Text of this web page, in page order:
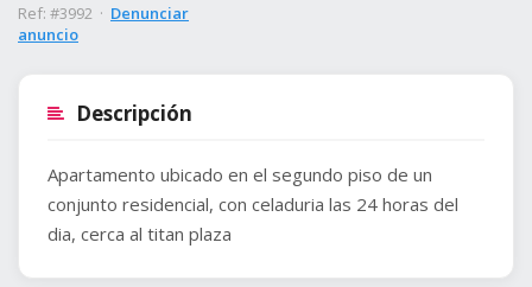
Ref: #3992 · Denunciar
anuncio
Descripción
Apartamento ubicado en el segundo piso de un
conjunto residencial, con celaduria las 24 horas del
dia, cerca al titan plaza